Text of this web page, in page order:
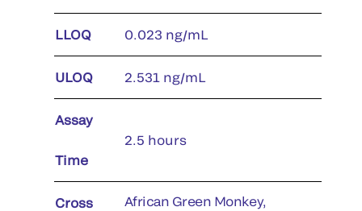
LLOQ 0.023 ng/mL
ULOQ 2.531 ng/mL
Assay
Time
2.5 hours
Cross
African Green Monkey,